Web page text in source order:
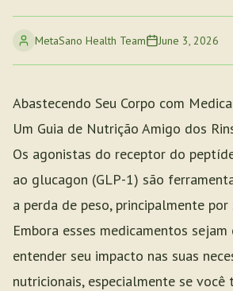
MetaSano Health Team June 3, 2026
Abastecendo Seu Corpo com
Um Guia de Nutrição Amigo dos
Os agonistas do receptor do
ao glucagon (GLP-1) são
a perda de peso, principalmente
Embora esses medicamentos
entender seu impacto nas suas
nutricionais, especialmente se você